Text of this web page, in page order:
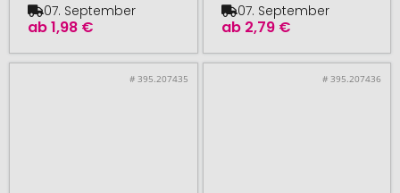
ab1,98 €
07. September
ab 2,79 €
07. September
# 395.207435 # 395.207436